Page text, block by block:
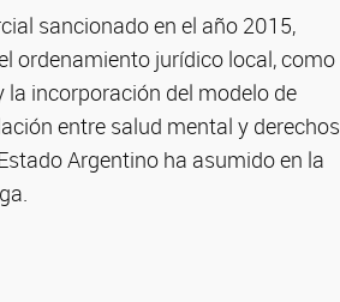
sancionado en el año 2015,
ordenamiento jurídico local, como
la incorporación del modelo de
entre salud mental y derechos
Argentino ha asumido en la